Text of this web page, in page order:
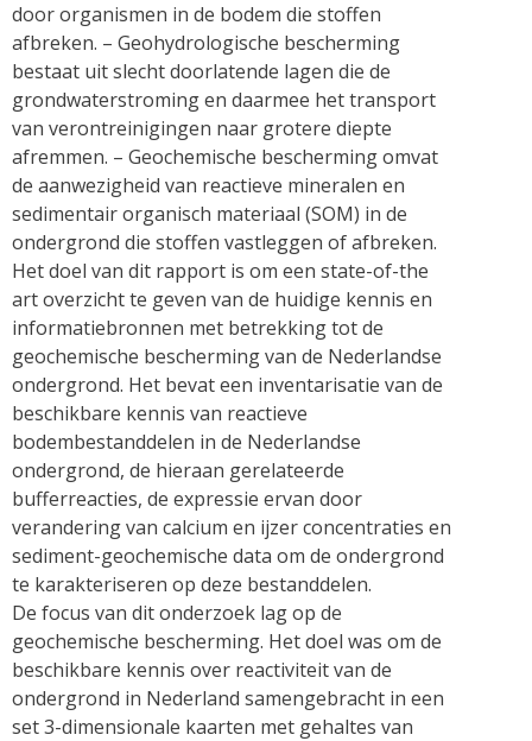
door organismen in de bodem die stoffen
afbreken. – Geohydrologische bescherming
bestaat uit slecht doorlatende lagen die de
grondwaterstroming en daarmee het transport
van verontreinigingen naar grotere diepte
afremmen. – Geochemische bescherming omvat
de aanwezigheid van reactieve mineralen en
sedimentair organisch materiaal (SOM) in de
ondergrond die stoffen vastleggen of afbreken.
Het doel van dit rapport is om een state-of-the
art overzicht te geven van de huidige kennis en
informatiebronnen met betrekking tot de
geochemische bescherming van de Nederlandse
ondergrond. Het bevat een inventarisatie van de
beschikbare kennis van reactieve
bodembestanddelen in de Nederlandse
ondergrond, de hieraan gerelateerde
bufferreacties, de expressie ervan door
verandering van calcium en ijzer concentraties en
sediment-geochemische data om de ondergrond
te karakteriseren op deze bestanddelen.
De focus van dit onderzoek lag op de
geochemische bescherming. Het doel was om de
beschikbare kennis over reactiviteit van de
ondergrond in Nederland samengebracht in een
set 3-dimensionale kaarten met gehaltes van